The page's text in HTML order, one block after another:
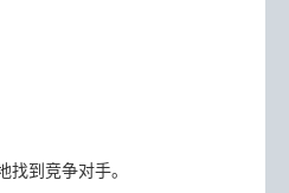
到竞争对手。